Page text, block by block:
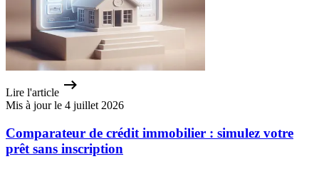
Lire l'article
Mis à jour le 4 juillet 2026
Comparateur de crédit immobilier : simulez votre
prêt sans inscription